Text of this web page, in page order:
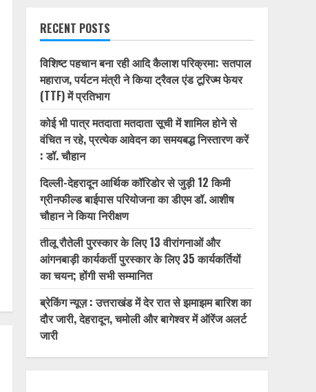
RECENT POSTS
विशिष्ट पहचान बना रही आदि कैलाश परिक्रमा: सतपाल
महाराज, पर्यटन मंत्री ने किया ट्रैवल एंड टूरिज्म फेयर
(TTF) में प्रतिभाग
कोई भी पात्र मतदाता मतदाता सूची में शामिल होने से
वंचित न रहे, प्रत्येक आवेदन का समयबद्ध निस्तारण करें
: डॉ. चौहान
दिल्ली-देहरादून आर्थिक कॉरिडोर से जुड़ी 12 किमी
ग्रीनफील्ड बाईपास परियोजना का डीएम डॉ. आशीष
चौहान ने किया निरीक्षण
तीलू रौतेली पुरस्कार के लिए 13 वीरांगनाओं और
आंगनबाड़ी कार्यकर्ती पुरस्कार के लिए 35 कार्यकर्तियों
का चयन; होंगी सभी सम्मानित
ब्रेकिंग न्यूज़ : उत्तराखंड में देर रात से झमाझम बारिश का
दौर जारी, देहरादून, चमोली और बागेश्वर में ऑरेंज अलर्ट
जारी